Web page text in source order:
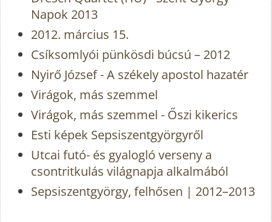
Napok 2013
2012. március 15.
Csíksomlyói pünkösdi búcsú – 2012
Nyirő József - A székely apostol hazatér
Virágok, más szemmel
Virágok, más szemmel - Őszi kikerics
Esti képek Sepsiszentgyörgyről
Utcai futó- és gyalogló verseny a
csontritkulás világnapja alkalmából
Sepsiszentgyörgy, felhősen | 2012–2013